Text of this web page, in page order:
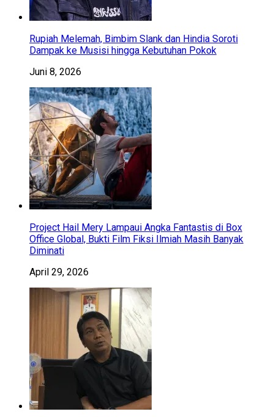
Rupiah Melemah, Bimbim Slank dan Hindia Soroti
Dampak ke Musisi hingga Kebutuhan Pokok
Juni 8, 2026
Project Hail Mery Lampaui Angka Fantastis di Box
Office Global, Bukti Film Fiksi Ilmiah Masih Banyak
Diminati
April 29, 2026